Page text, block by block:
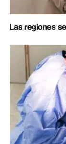
Las regiones